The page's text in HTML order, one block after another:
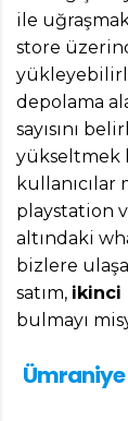
ile
store
depolama
sayısını
yükseltmek
kullanıcılar
playstation
altındaki
bizlere
satım, ikinci
bulmayı